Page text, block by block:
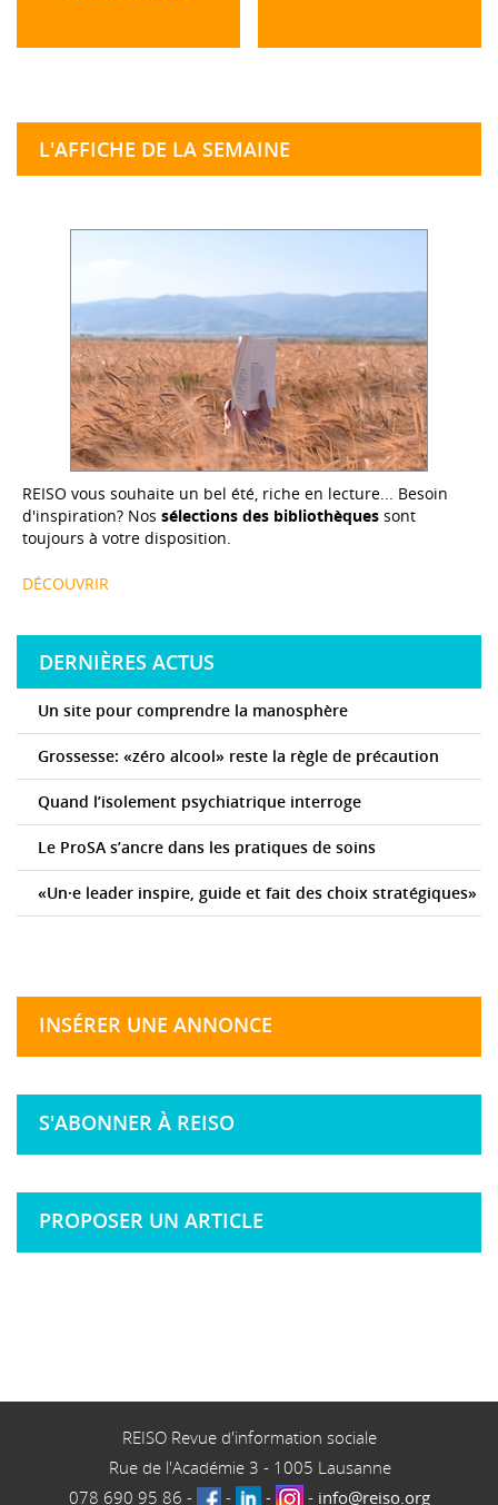
L'AFFICHE DE LA SEMAINE
REISO vous souhaite un bel été, riche en lecture... Besoin
d'inspiration? Nos sélections des bibliothèques sont
toujours à votre disposition.
DÉCOUVRIR
DERNIÈRES ACTUS
Un site pour comprendre la manosphère
Grossesse: «zéro alcool» reste la règle de précaution
Quand l’isolement psychiatrique interroge
Le ProSA s’ancre dans les pratiques de soins
«Un·e leader inspire, guide et fait des choix stratégiques»
INSÉRER UNE ANNONCE
S'ABONNER À REISO
PROPOSER UN ARTICLE
REISO Revue d'information sociale
Rue de l'Académie 3 - 1005 Lausanne
078 690 95 86 - - - - info@reiso.org